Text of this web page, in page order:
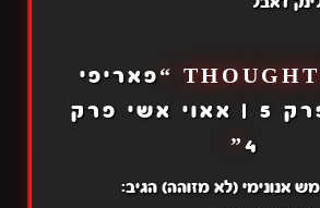
פאריפי
קומאיי פרק 5 | אאוי אשי פרק
4
”
אנונימי (לא מזוהה) הגיב: